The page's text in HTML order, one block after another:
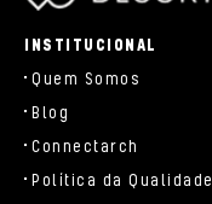
INSTITUCIONAL
Quem Somos
Blog
Connectarch
Política da Qualidade